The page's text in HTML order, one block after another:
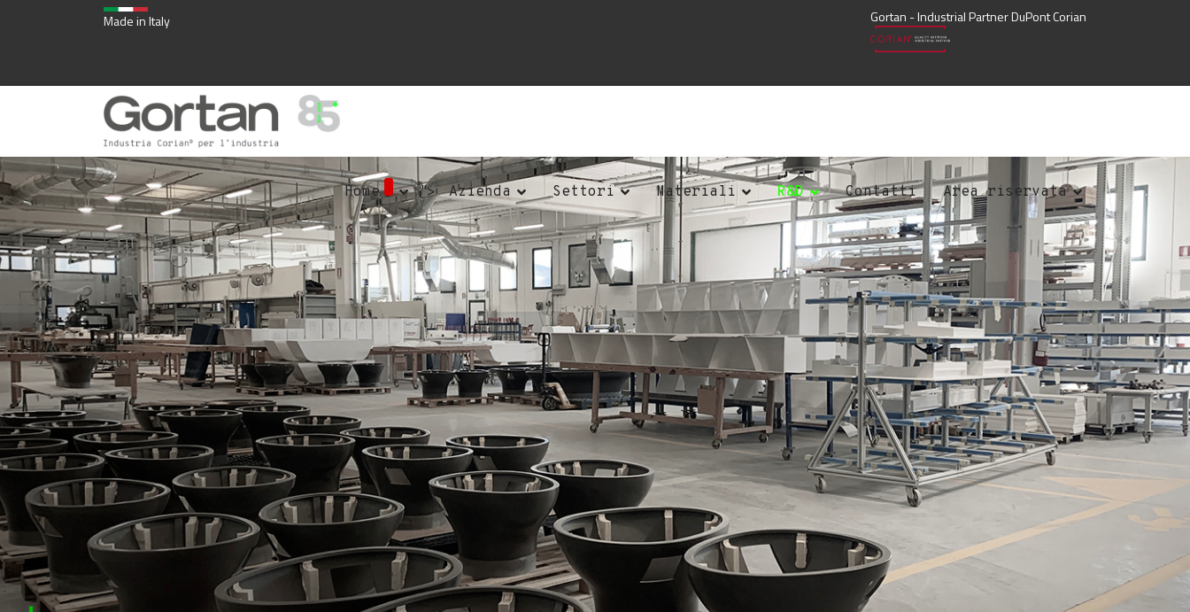
Made in Italy Gortan - Industrial Partner DuPont Corian
Home "> Azienda Settori Materiali R&D Contatti Area riservata